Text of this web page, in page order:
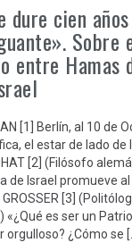
dure cien
Sobre
entre Hamas
[1] Berlín, al 10 de
el estar de lado de
[2] (Filósofo
de Israel promueve al
[3]
es ser un
¿Cómo se